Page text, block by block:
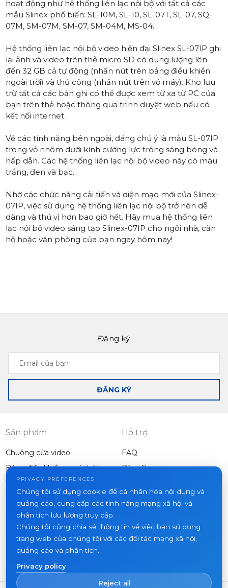
hoạt động như hệ thống liên lạc nội bộ với tất cả các
mẫu Slinex phổ biến: SL-10M, SL-10, SL-07T, SL-07, SQ-
07M, SM-07M, SM-07, SM-04M, MS-04.
Hệ thống liên lạc nội bộ video hiện đại Slinex SL-07IP ghi
lại ảnh và video trên thẻ micro SD có dung lượng lên
đến 32 GB cả tự động (nhấn nút trên bảng điều khiển
ngoài trời) và thủ công (nhấn nút trên vỏ máy). Kho lưu
trữ tất cả các bản ghi có thể được xem từ xa từ PC của
bạn trên thẻ hoặc thông qua trình duyệt web nếu có
kết nối internet.
Về các tính năng bên ngoài, đáng chú ý là mẫu SL-07IP
trong vỏ nhôm dưới kính cường lực trông sáng bóng và
hấp dẫn. Các hệ thống liên lạc nội bộ video này có màu
trắng, đen và bạc.
Nhờ các chức năng cải tiến và diện mạo mới của Slinex-
07IP, việc sử dụng hệ thống liên lạc nội bộ trở nên dễ
dàng và thú vị hơn bao giờ hết. Hãy mua hệ thống liên
lạc nội bộ video sáng tạo Slinex-07IP cho ngôi nhà, căn
hộ hoặc văn phòng của bạn ngay hôm nay!
Đăng ký
Email
của
bạn
ĐĂNG KÝ
Sản phẩm
Chuông cửa video
Bảng điều khiển ngoài trời
Thiết bị khác
Hỗ trợ
FAQ
Bài viết
Dự án
Tin tức
Liên hệ
Nơi mua hàng
PRIVACY PREFERENCES
Chúng tôi sử dụng cookie để cá nhân hóa nội dung và
quảng cáo, cung cấp các tính năng mạng xã hội và
phân tích lưu lượng truy cập.
Chúng tôi cũng chia sẻ thông tin về việc bạn sử dụng
trang web của chúng tôi với các đối tác mạng xã hội,
quảng cáo và phân tích.
Privacy policy
Reject all